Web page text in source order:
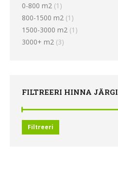
0-800 m2 (1)
800-1500 m2 (1)
1500-3000 m2 (1)
3000+ m2 (3)
FILTREERI HINNA JÄRGI
Filtreeri